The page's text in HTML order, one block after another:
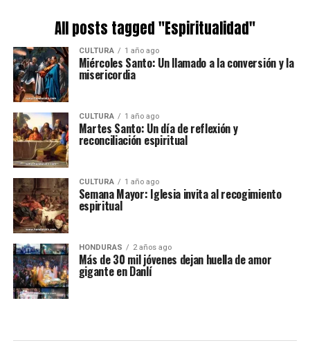
All posts tagged "Espiritualidad"
CULTURA 1 año ago
Miércoles Santo: Un llamado a la conversión y la
misericordia
CULTURA 1 año ago
Martes Santo: Un día de reflexión y
reconciliación espiritual
CULTURA 1 año ago
Semana Mayor: Iglesia invita al recogimiento
espiritual
HONDURAS 2 años ago
Más de 30 mil jóvenes dejan huella de amor
gigante en Danlí